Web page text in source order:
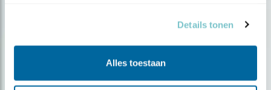
Details tonen
Alles toestaan